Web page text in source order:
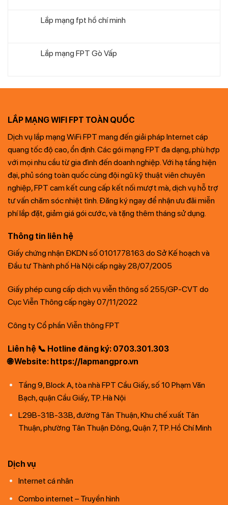
Lắp mạng fpt hồ chí minh
Lắp mạng FPT Gò Vấp
LẮP MẠNG WIFI FPT TOÀN QUỐC
Dịch vụ lắp mạng WiFi FPT mang đến giải pháp Internet cáp
quang tốc độ cao, ổn định. Các gói mạng FPT đa dạng, phù hợp
với mọi nhu cầu từ gia đình đến doanh nghiệp. Với hạ tầng hiện
đại, phủ sóng toàn quốc cùng đội ngũ kỹ thuật viên chuyên
nghiệp, FPT cam kết cung cấp kết nối mượt mà, dịch vụ hỗ trợ
tư vấn chăm sóc nhiệt tình. Đăng ký ngay để nhận ưu đãi miễn
phí lắp đặt, giảm giá gói cước, và tặng thêm tháng sử dụng.
Thông tin liên hệ
Giấy chứng nhận ĐKDN số 0101778163 do Sở Kế hoạch và
Đầu tư Thành phố Hà Nội cấp ngày 28/07/2005
Giấy phép cung cấp dịch vụ viễn thông số 255/GP-CVT do
Cục Viễn Thông cấp ngày 07/11/2022
Công ty Cổ phần Viễn thông FPT
Liên hệ 📞 Hotline đăng ký: 0703.301.303
🌐 Website: https://lapmangpro.vn
Tầng 9, Block A, tòa nhà FPT Cầu Giấy, số 10 Phạm Văn
Bạch, quận Cầu Giấy, TP. Hà Nội
L29B-31B-33B, đường Tân Thuận, Khu chế xuất Tân
Thuận, phường Tân Thuận Đông, Quận 7, TP. Hồ Chí Minh
Dịch vụ
Internet cá nhân
Combo internet – Truyền hình